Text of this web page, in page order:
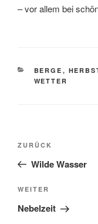
– vor allem bei
KATEGORIEN
BERGE ,
WETTER
Vorheriger
Beitrag
ZURÜCK
Wilde Wasser
Nächster
Beitrag
WEITER
Nebelzeit